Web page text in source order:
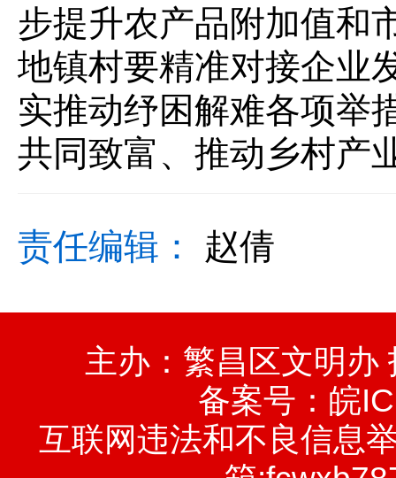
步提升农产品附加值和
地镇村要精准对接企业
实推动纾困解难各项举
共同致富、推动乡村产
责任编辑： 赵倩
主办：繁昌区文明办
备案号： 皖
互联网违法和不良信息